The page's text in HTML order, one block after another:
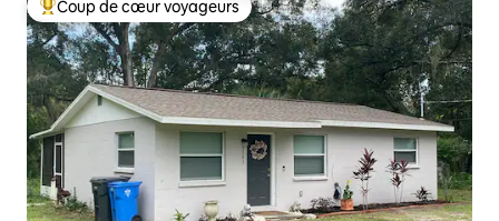
Coups de cœur voyageurs les plus appréciés
Coup de cœur voyageurs